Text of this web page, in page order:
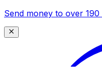
Send money to over